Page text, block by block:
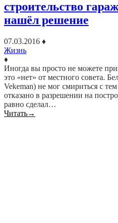
строительство
нашёл решение
07.03.2016 ♦
Жизнь
♦
Иногда вы просто не можете
это «нет» от местного совета.
Vekeman) не мог смириться с
отказано в разрешении на
равно сделал…
Читать→